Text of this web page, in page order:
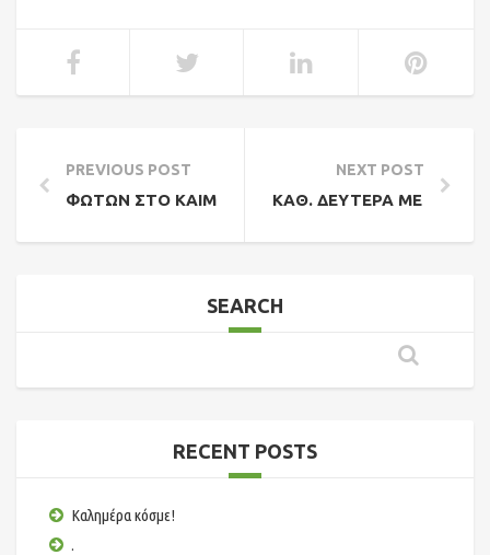
PREVIOUS POST
ΦΩΤΩΝ ΣΤΟ ΚΑΙΜΑΚΤΣΑΛΑΝ
NEXT POST
ΚΑΘ. ΔΕΥΤΕΡΑ ΜΕ
SEARCH
RECENT POSTS
Καλημέρα κόσμε!
.